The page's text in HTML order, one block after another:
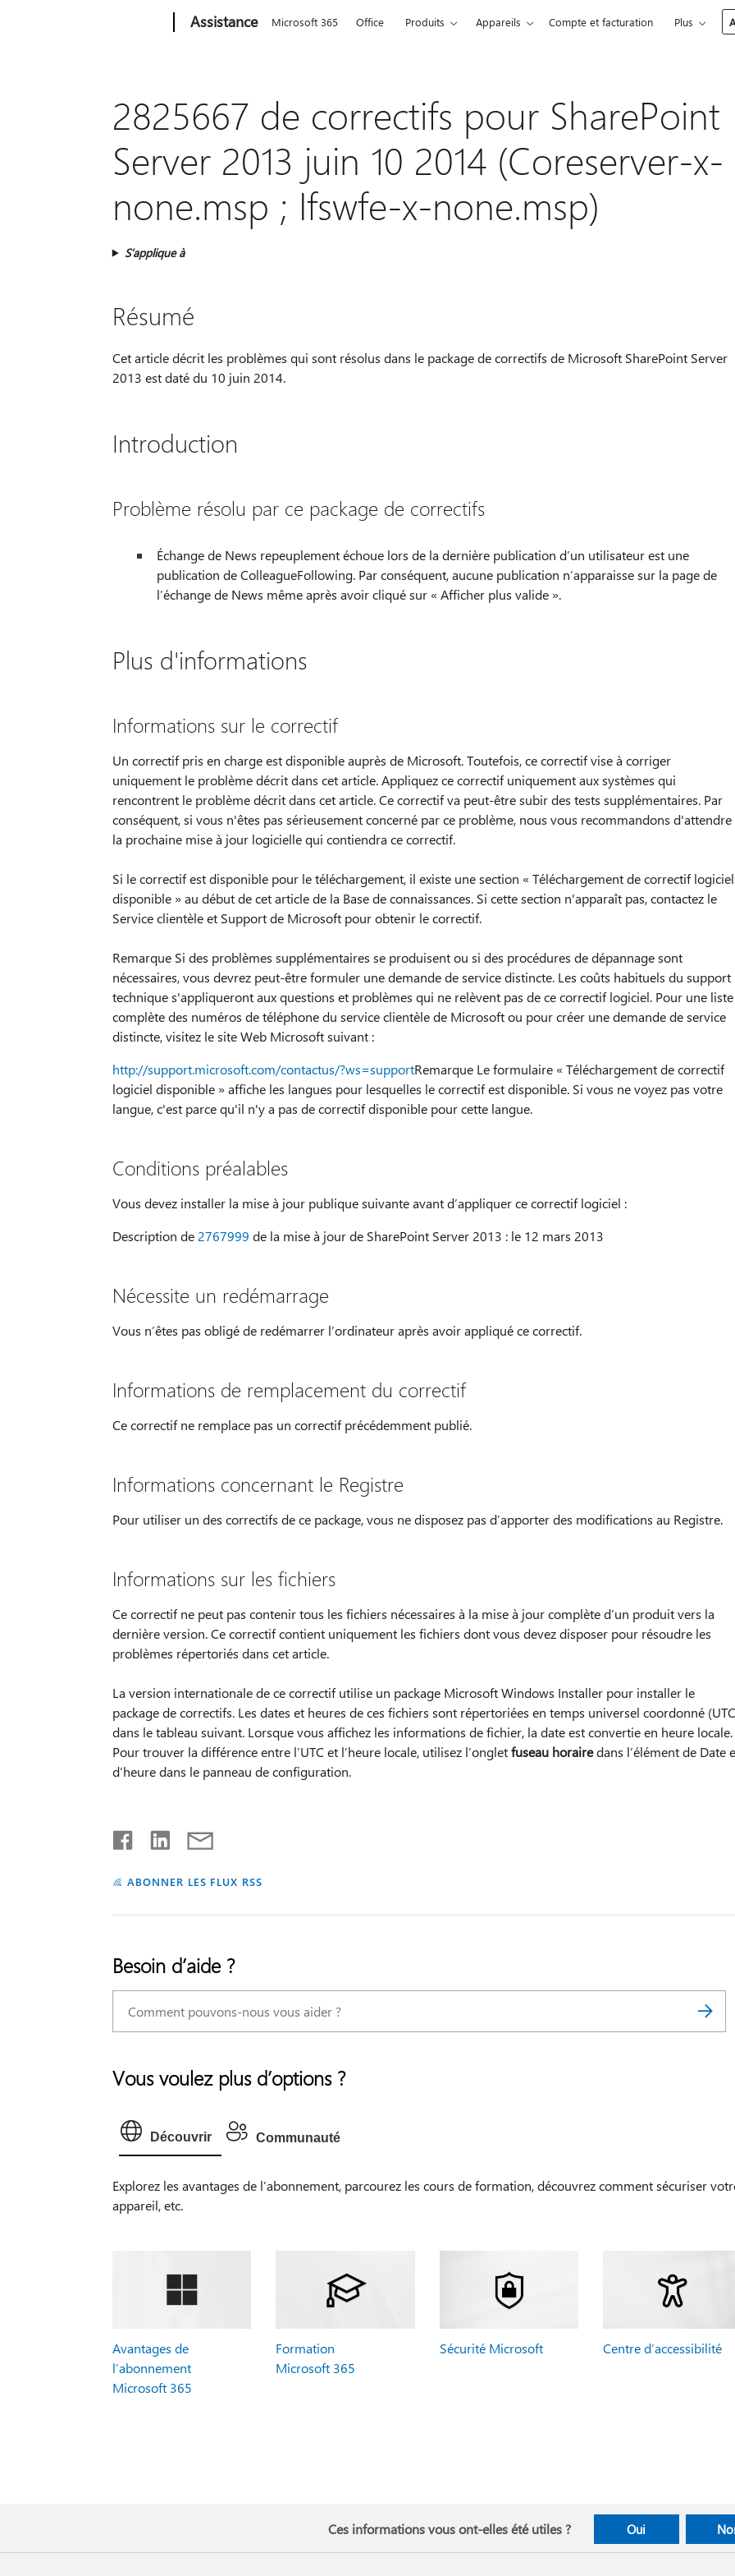
Assistance Microsoft 365 Office Produits Appareils Compte et facturation Plus
2825667 de correctifs pour SharePoint
Server 2013 juin 10 2014 (Coreserver-x-
none.msp ; Ifswfe-x-none.msp)
S’applique à
Résumé
Cet article décrit les problèmes qui sont résolus dans le package de correctifs de Microsoft SharePoint Server
2013 est daté du 10 juin 2014.
Introduction
Problème résolu par ce package de correctifs
Échange de News repeuplement échoue lors de la dernière publication d’un utilisateur est une
publication de ColleagueFollowing. Par conséquent, aucune publication n’apparaisse sur la page de
l’échange de News même après avoir cliqué sur « Afficher plus valide ».
Plus d'informations
Informations sur le correctif
Un correctif pris en charge est disponible auprès de Microsoft. Toutefois, ce correctif vise à corriger
uniquement le problème décrit dans cet article. Appliquez ce correctif uniquement aux systèmes qui
rencontrent le problème décrit dans cet article. Ce correctif va peut-être subir des tests supplémentaires. Par
conséquent, si vous n'êtes pas sérieusement concerné par ce problème, nous vous recommandons d'attendre
la prochaine mise à jour logicielle qui contiendra ce correctif.
Si le correctif est disponible pour le téléchargement, il existe une section « Téléchargement de correctif logiciel
disponible » au début de cet article de la Base de connaissances. Si cette section n'apparaît pas, contactez le
Service clientèle et Support de Microsoft pour obtenir le correctif.
Remarque Si des problèmes supplémentaires se produisent ou si des procédures de dépannage sont
nécessaires, vous devrez peut-être formuler une demande de service distincte. Les coûts habituels du support
technique s'appliqueront aux questions et problèmes qui ne relèvent pas de ce correctif logiciel. Pour une liste
complète des numéros de téléphone du service clientèle de Microsoft ou pour créer une demande de service
distincte, visitez le site Web Microsoft suivant :
http://support.microsoft.com/contactus/?ws=supportRemarque Le formulaire « Téléchargement de correctif
logiciel disponible » affiche les langues pour lesquelles le correctif est disponible. Si vous ne voyez pas votre
langue, c'est parce qu'il n'y a pas de correctif disponible pour cette langue.
Conditions préalables
Vous devez installer la mise à jour publique suivante avant d’appliquer ce correctif logiciel :
Description de 2767999 de la mise à jour de SharePoint Server 2013 : le 12 mars 2013
Nécessite un redémarrage
Vous n’êtes pas obligé de redémarrer l’ordinateur après avoir appliqué ce correctif.
Informations de remplacement du correctif
Ce correctif ne remplace pas un correctif précédemment publié.
Informations concernant le Registre
Pour utiliser un des correctifs de ce package, vous ne disposez pas d’apporter des modifications au Registre.
Informations sur les fichiers
Ce correctif ne peut pas contenir tous les fichiers nécessaires à la mise à jour complète d’un produit vers la
dernière version. Ce correctif contient uniquement les fichiers dont vous devez disposer pour résoudre les
problèmes répertoriés dans cet article.
La version internationale de ce correctif utilise un package Microsoft Windows Installer pour installer le
package de correctifs. Les dates et heures de ces fichiers sont répertoriées en temps universel coordonné
dans le tableau suivant. Lorsque vous affichez les informations de fichier, la date est convertie en heure locale.
Pour trouver la différence entre l’UTC et l’heure locale, utilisez l’ongletfuseau horairedans l’élément de Date
d’heure dans le panneau de configuration.
ABONNER LES FLUX RSS
Besoin d’aide ?
Vous voulez plus d’options ?
Découvrir Communauté
Explorez les avantages de l’abonnement, parcourez les cours de formation, découvrez comment sécuriser
appareil, etc.
Avantages de
l’abonnement
Microsoft 365
Formation
Microsoft 365
Sécurité Microsoft Centre d’accessibilité
Ces informations vous ont-elles été utiles ? Oui